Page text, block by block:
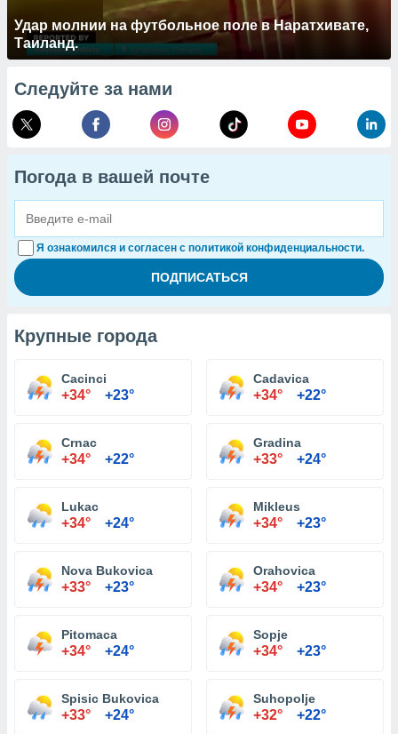
Удар молнии на футбольное поле в Наратхивате,
Таиланд.
Следуйте за нами
Погода в вашей почте
Я ознакомился и согласен с политикой конфиденциальности.
Крупные города
Cacinci
+34° +23°
Cadavica
+34° +22°
Crnac
+34° +22°
Gradina
+33° +24°
Lukac
+34° +24°
Mikleus
+34° +23°
Nova Bukovica
+33° +23°
Orahovica
+34° +23°
Pitomaca
+34° +24°
Sopje
+34° +23°
Spisic Bukovica
+33° +24°
Suhopolje
+32° +22°